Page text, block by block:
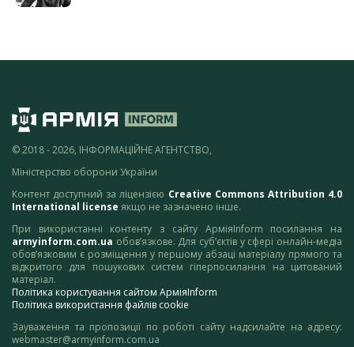
© 2018 - 2026, ІНФОРМАЦІЙНЕ АГЕНТСТВО,
Міністерство оборони України
Контент доступний за ліцензією Creative Commons Attribution 4.0
International license якщо не зазначено інше.
При використанні контенту з сайту АрміяInform посилання на
armyinform.com.ua обов’язкове. Для суб’єктів у сфері онлайн-медіа
обов’язковим є розміщення у першому абзаці матеріалу прямого та
відкритого для пошукових систем гіперпосилання на цитований
матеріал.
Політика користування сайтом АрміяInform
Політика використання файлів cookie
Зауваження та пропозиції по роботі сайту надсилайте на адресу:
webmaster@armyinform.com.ua